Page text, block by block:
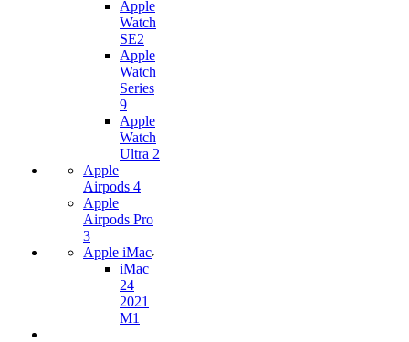
Apple
Watch
SE2
Apple
Watch
Series
9
Apple
Watch
Ultra 2
Apple
Airpods 4
Apple
Airpods Pro
3
Apple iMac
iMac
24
2021
M1